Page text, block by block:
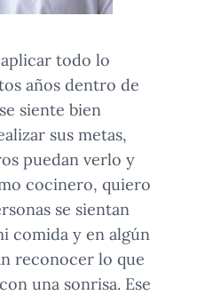
todo lo
años dentro de
siente bien
sus metas,
puedan verlo y
cocinero, quiero
se sientan
comida y en algún
reconocer lo que
una sonrisa. Ese